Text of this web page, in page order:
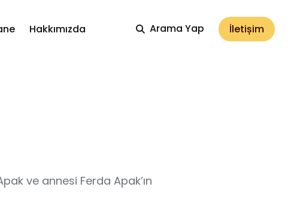
Hakkımızda Arama Yap İletișim
ve annesi Ferda Apak’ın